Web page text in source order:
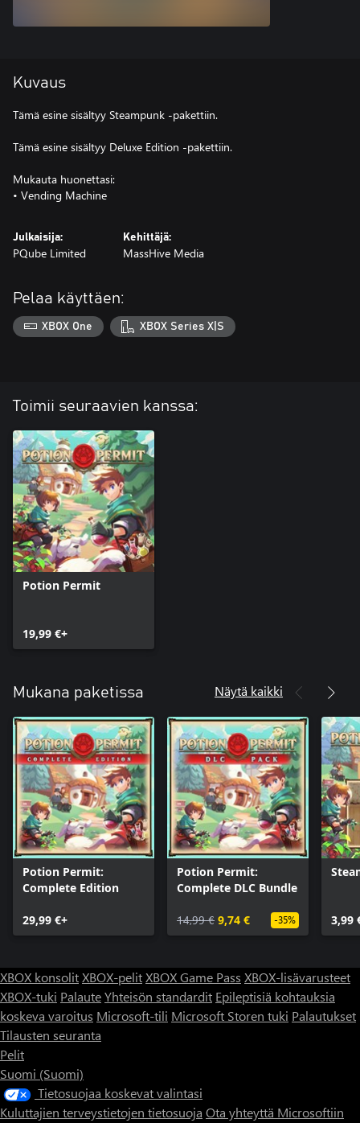
Kuvaus
Tämä esine sisältyy Steampunk -pakettiin.
Tämä esine sisältyy Deluxe Edition -pakettiin.
Mukauta huonettasi:
Julkaisija:
PQube Limited
Kehittäjä:
MassHive Media
Pelaa käyttäen:
XBOX One XBOX Series X|S
Toimii seuraavien kanssa:
Potion Permit
19,99 €+
Mukana paketissa Näytä kaikki
Potion Permit:
Complete Edition
29,99 €+
Potion Permit:
Complete DLC Bundle
14,99 € 9,74 € -35% 3,99
XBOX konsolitXBOX-pelitXBOX Game Pass XBOX-lisävarusteet
XBOX-tuki PalauteYhteisön standardit Epileptisiä kohtauksia
koskeva varoitus Microsoft-tili Microsoft Storen tuki Palautukset
Tilausten seuranta
Pelit
Suomi (Suomi)
Tietosuojaa koskevat valintasi
Kuluttajien terveystietojen tietosuoja Ota yhteyttä Microsoftiin